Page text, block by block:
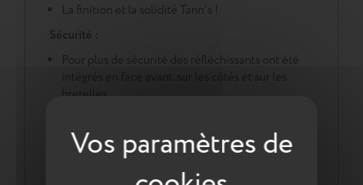
La finition et la solidité Tann's !
Sécurité :
Pour plus de sécurité des réfléchissants ont été
bretelles
Tout pour la santé de votre enfant : respect des
normes environnementales européennes ReACH